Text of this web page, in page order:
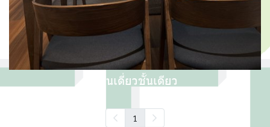
บ้านเดี่ยวชั้นเดียว
1